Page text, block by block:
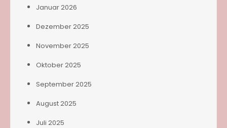
Januar 2026
Dezember 2025
November 2025
Oktober 2025
September 2025
August 2025
Juli 2025